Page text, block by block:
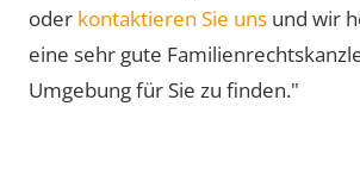
oder kontaktieren Sie uns und wir
eine sehr gute
Umgebung für Sie zu finden."